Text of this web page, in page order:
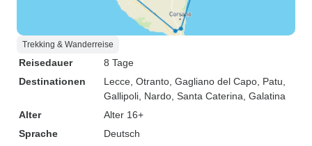
Trekking & Wanderreise
Reisedauer
8 Tage
Destinationen
Lecce , Otranto , Gagliano del Capo , Patu
Gallipoli , Nardo , Santa Caterina , Galatina
Alter
Alter 16+
Sprache
Deutsch